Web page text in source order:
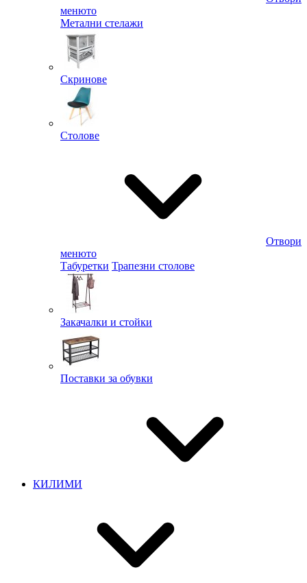
менюто
Метални стелажи
Скринове
Столове
Отвори
менюто
Табуретки Трапезни столове
Закачалки и стойки
Поставки за обувки
КИЛИМИ